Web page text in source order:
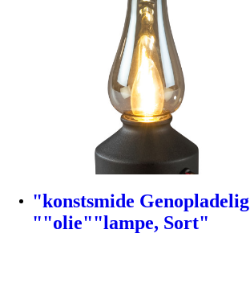
"konstsmide Genopladelig
""olie""lampe, Sort"